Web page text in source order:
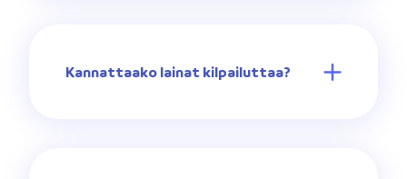
Kannattaako lainat kilpailuttaa?